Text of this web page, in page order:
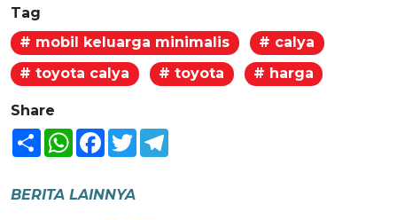
Tag
# mobil keluarga minimalis
# calya
# toyota calya
# toyota # harga
Share
Share WhatsAppFacebook
Twitter
BERITA LAINNYA